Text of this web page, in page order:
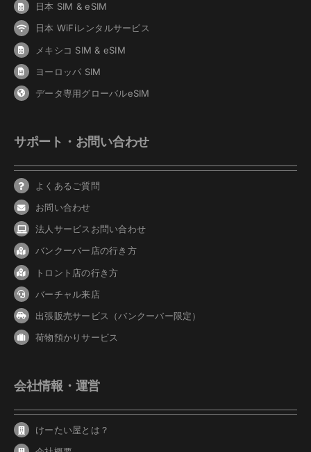
日本 SIM & eSIM
日本 WiFiレンタルサービス
メキシコ SIM & eSIM
ヨーロッパ SIM
データ専用グローバルeSIM
サポート・お問い合わせ
よくあるご質問
お問い合わせ
法人サービスお問い合わせ
バンクーバー店の行き方
トロント店の行き方
バーチャル来店
出張販売サービス（バンクーバー限定）
荷物預かりサービス
会社情報・運営
けーたい屋とは？